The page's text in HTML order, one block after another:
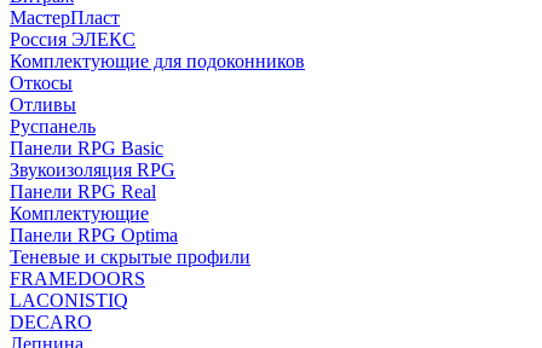
МастерПласт
Россия ЭЛЕКС
Комплектующие для подоконников
Откосы
Отливы
Руспанель
Панели RPG Basic
Звукоизоляция RPG
Панели RPG Real
Комплектующие
Панели RPG Optima
Теневые и скрытые профили
FRAMEDOORS
LACONISTIQ
DECARO
Лепнина